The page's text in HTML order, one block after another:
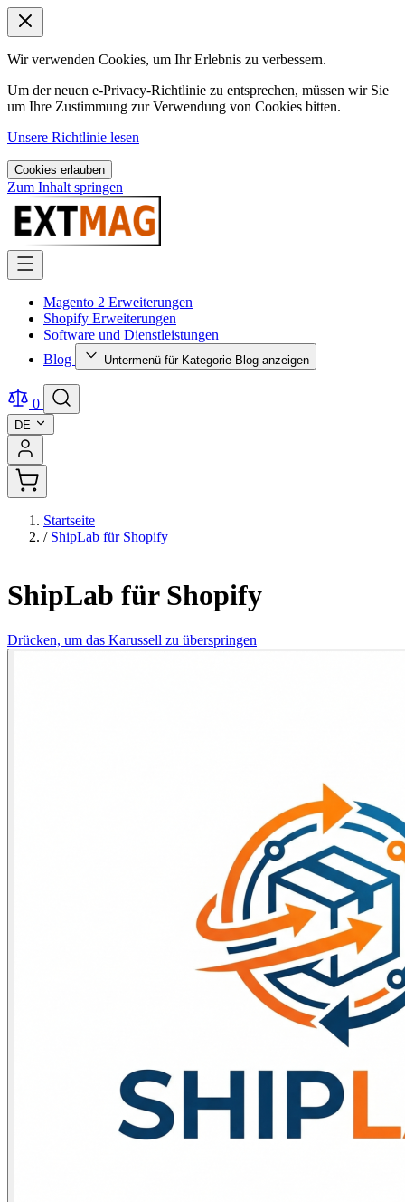
Wir verwenden Cookies, um Ihr Erlebnis zu verbessern.
Um der neuen e-Privacy-Richtlinie zu entsprechen, müssen wir Sie
um Ihre Zustimmung zur Verwendung von Cookies bitten.
Unsere Richtlinie lesen
Cookies erlauben
Zum Inhalt springen
Magento 2 Erweiterungen
Shopify Erweiterungen
Software und Dienstleistungen
Blog
Untermenü für Kategorie Blog anzeigen
0
DE
Startseite
/ ShipLab für Shopify
ShipLab für Shopify
Drücken, um das Karussell zu überspringen